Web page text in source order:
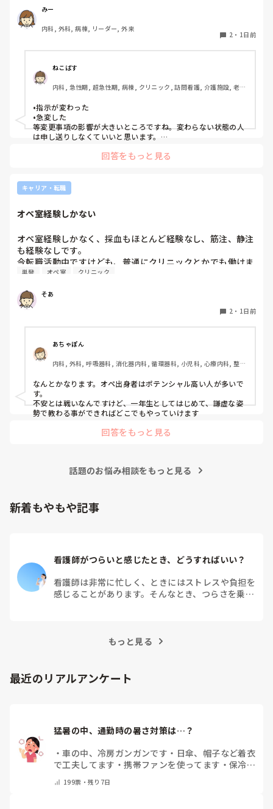
りと記録に残していない場合はとても困ることが増えまし
た。申し送り自体は存在していますが、後残業もなくす風潮
で、5分以内で終わるように、と言われています。
人にもよるのですが、端的な申し送りのためにこれだけは知
っておきたい内容は何ですか？？
みー
内科, 外科, 病棟, リーダー, 外来
2 ・ 1日前
ねこばす
内科, 急性期, 超急性期, 病棟, クリニック, 訪問看護, 介護施設, 老健
末期, 透析, 保育園・学校, SCU, 派遣, 小規模多機能, 看護多機能
•指示が変わった
•急変した
等変更事項の影響が大きいところですね。変わらない状態の人
は申し送りしなくていいと思います。
Wordで文章を作って渡してました。
回答をもっと見る
キャリア・転職
オペ室経験しかない
オペ室経験しかなく、採血もほとんど経験なし、筋注、静注
も経験なしです。
今転職活動中ですけども、普通にクリニックとかでも働けま
すかね(考えてるところは、眼科や皮膚科あたりです)
もう一つ、単発のバイトもしたいのですがオペ室経験しかな
い人でも働けるようなところはありますかね。
病棟経験も一度もないので色々と不安でいっぱいです。
単発 オペ室 クリニック
そあ
2 ・ 1日前
あちゃぽん
内科, 外科, 呼吸器科, 消化器内科, 循環器科, 小児科, 心療内科, 整形
合診療科, 救急科, 超急性期, ICU, CCU, HCU, その他の科, ママナー
ス, 外来, 神経内科, 脳神経外科, NICU, 消化器外科, 一般病院, 慢性
なんとかなります。オペ出身者はポテンシャル高い人が多いで
す。
不安とは戦いなんですけど、一年生としてはじめて、謙虚な姿
勢で教わる事ができればどこでもやっていけます
回答をもっと見る
話題のお悩み相談をもっと見る
新着もやもや記事
看護師がつらいと感じたとき、どうすればいい？
看護師は非常に忙しく、ときにはストレスや負担を
感じることがあります。そんなとき、つらさを乗り
もっと見る
最近のリアルアンケート
猛暑の中、通勤時の暑さ対策は…？
・車の中、冷房ガンガンです ・ 日傘、帽子など着衣
で工夫してます ・携帯ファンを使ってます ・ 保冷剤
ん ・その他（コメントで教えて下さい）
199票・残り7日